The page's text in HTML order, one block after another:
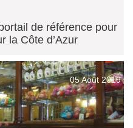
de référence pour
la Côte d’Azur
05 Août 2019